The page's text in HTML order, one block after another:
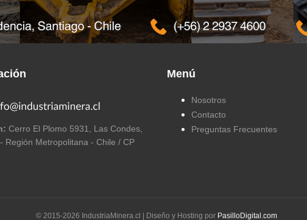
Cerro El Plomo 5931, Las Condes,
Región Metropolitana - Chile / CP
Menú
Nosotros
Contacto
Preguntas Frecuentes
© 2015-2026 IndustriaMinera.cl | Diseño y Hosting por PasilloDigital.com